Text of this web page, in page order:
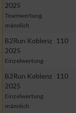
2025
Teamwertung
männlich
B2Run Koblenz
2025
Einzelwertung
110
B2Run Koblenz
2025
Einzelwertung
männlich
110